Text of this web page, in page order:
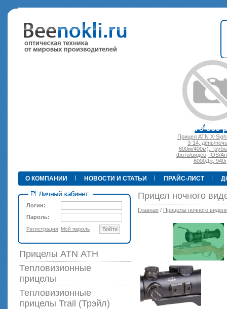
•
79 900 р.
Прицел ATN X-Sight-4k
3-14, день/ночь (до
600м/400м), трубка
фото/видео, IOS/
6000Дж, 940гр.
О КОМПАНИИ НОВОСТИ И СТАТЬИ ПРАЙС-ЛИСТ
Логин:
Пароль:
Регистрация Мой пароль Войти
Прицелы ATN АТН
Тепловизионные
прицелы
Тепловизионные
прицелы Trail (Трэйл)
Прицел ночного
Главная / Прицелы ночного